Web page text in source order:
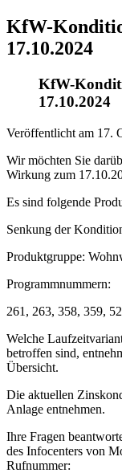
KfW-
17.10.2024
KfW-
17.10.2024
Veröffentlicht am 17.
Wir möchten Sie
Wirkung zum
Es sind folgende
Senkung der
Produktgruppe:
Programmnummern:
261, 263, 358, 359,
Welche
betroffen sind,
Übersicht.
Die aktuellen
Anlage entnehmen.
Ihre Fragen
des Infocenters von
Rufnummer: